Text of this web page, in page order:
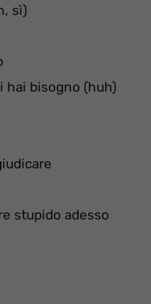
sì)
hai bisogno (huh)
stupido adesso